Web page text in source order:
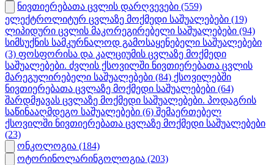
ნივთიერებათა ცვლის დარღვევები (559)
ელექტროლიტურ ცვლაზე მოქმედი საშუალებები (19)
ლიპიდური ცვლის მაკორეგირებელი საშუალებები (94)
სიმსუქნის სამკურნალოდ გამოსაყენებელი საშუალებები
(3) ფოსფორისა და კალციუმის ცვლაზე მოქმედი
საშუალებები. ძვლის ქსოვილში ნივთიერებათა ცვლის
მარეგულირებელი საშუალებები (84) ქსოვილებში
ნივთიერებათა ცვლაზე მოქმედი საშუალებები (64)
შარდმჟავას ცვლაზე მოქმედი საშუალებები. პოდაგრის
საწინააღმდეგო საშუალებები (6) შემაერთებელ
ქსოვილში ნივთიერებათა ცვლაზე მოქმედი საშუალებები
(23)
ონკოლოგია (184)
ოტორინოლარინგოლოგია (203)